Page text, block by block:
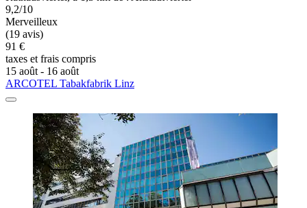
9,2/10
Merveilleux
(19 avis)
91 €
taxes et frais compris
15 août - 16 août
ARCOTEL Tabakfabrik Linz